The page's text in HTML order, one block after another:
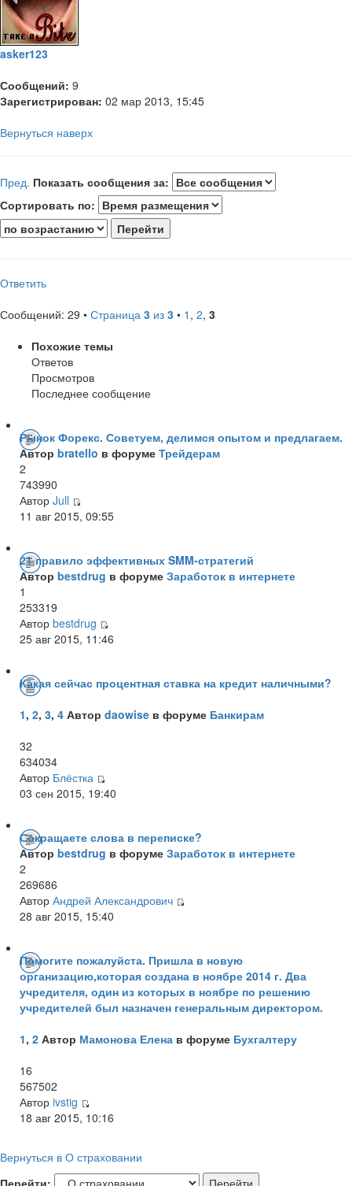
asker123
Сообщений: 9
Зарегистрирован: 02 мар 2013, 15:45
Вернуться наверх
Пред. Показать сообщения за:
Сортировать по:
Ответить
Сообщений: 29 • Страница 3 из 3 • 1 , 2, 3
Похожие темы
Ответов
Просмотров
Последнее сообщение
Рынок Форекс. Советуем, делимся опытом и предлагаем.
Автор bratello в форуме Трейдерам
2
743990
Автор Jull
11 авг 2015, 09:55
21 правило эффективных SMM-стратегий
Автор bestdrug в форуме Заработок в интернете
1
253319
Автор bestdrug
25 авг 2015, 11:46
Какая сейчас процентная ставка на кредит наличными?
1, 2, 3, 4 Автор daowise в форуме Банкирам
32
634034
Автор Блёстка
03 сен 2015, 19:40
Сокращаете слова в переписке?
Автор bestdrug в форуме Заработок в интернете
2
269686
Автор Андрей Александрович
28 авг 2015, 15:40
Помогите пожалуйста. Пришла в новую
организацию,которая создана в ноябре 2014 г. Два
учредителя, один из которых в ноябре по решению
учредителей был назначен генеральным директором.
1, 2 Автор Мамонова Елена в форуме Бухгалтеру
16
567502
Автор ivstig
18 авг 2015, 10:16
Вернуться в О страховании
Перейти: